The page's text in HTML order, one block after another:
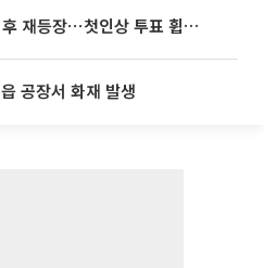
‘나솔사계’ 국화, 결별 후 재등장⋯첫인상 투표 휩쓸고 ‘인기녀’ 등극
공장서 화재 발생